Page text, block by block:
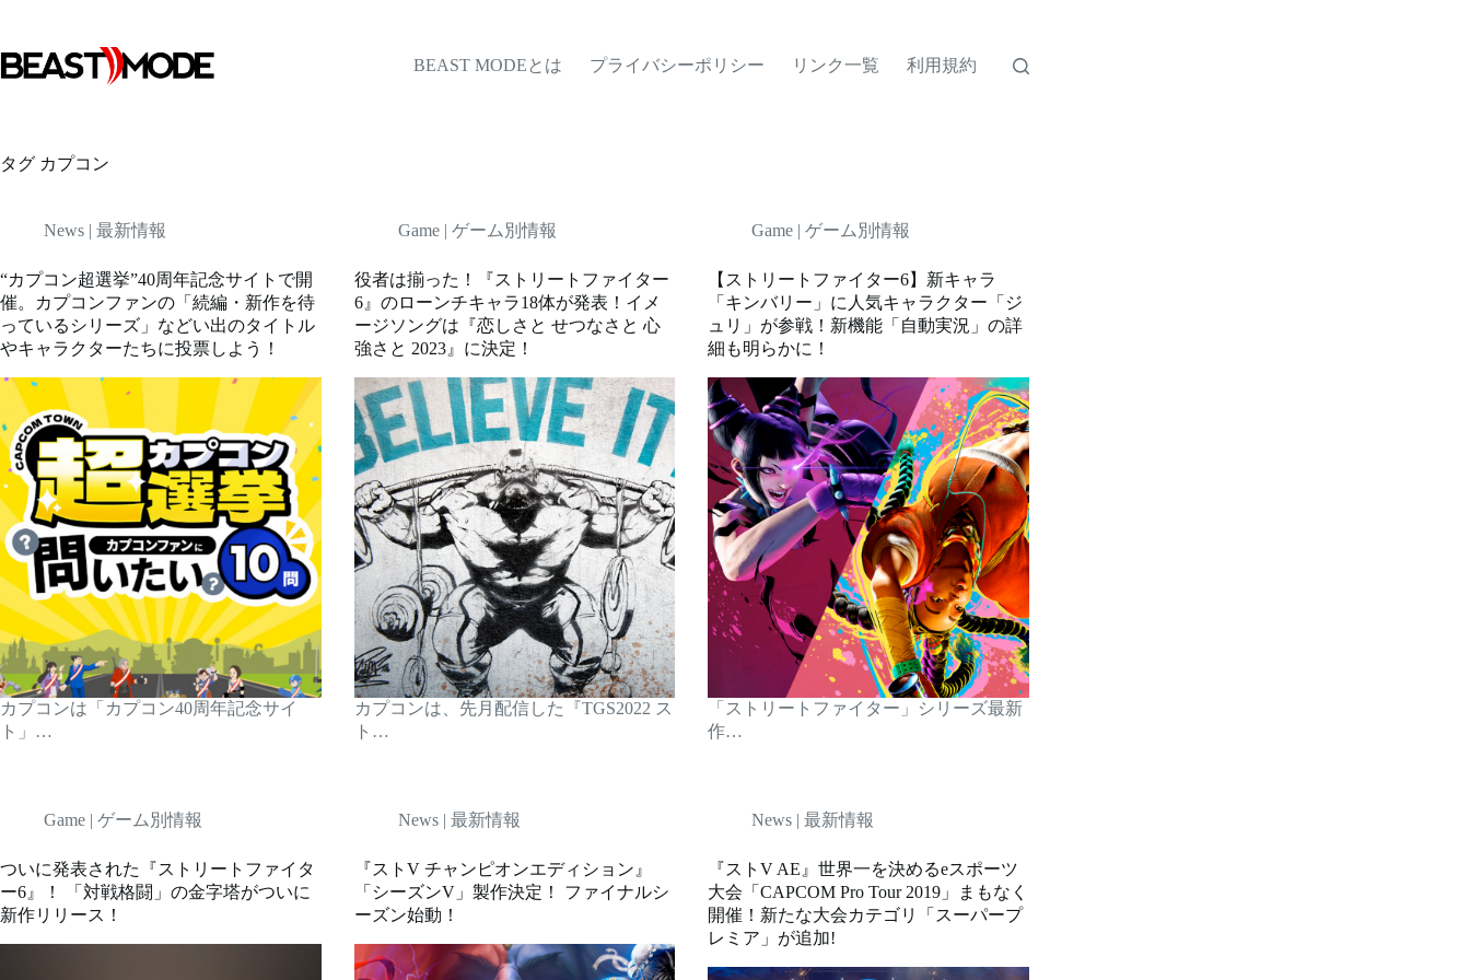
テ
ン
キ
BEAST MODEとは プライバシーポリシー リンク一覧 利用規約
タグ カプコン
News | 最新情報
“カプコン超選挙”40周年記念サイトで開
催。カプコンファンの「続編・新作を待
っているシリーズ」などい出のタイトル
やキャラクターたちに投票しよう！
カプコンは「カプコン40周年記念サイ
ト」…
Game | ゲーム別情報
役者は揃った！『ストリートファイター
6』のローンチキャラ18体が発表！イメ
ージソングは『恋しさと せつなさと 心
強さと 2023』に決定！
カプコンは、先月配信した『TGS2022 ス
ト…
Game | ゲーム別情報
【ストリートファイター6】新キャラ
「キンバリー」に人気キャラクター「ジ
ュリ」が参戦！新機能「自動実況」の詳
細も明らかに！
「ストリートファイター」シリーズ最新
作…
Game | ゲーム別情報
ついに発表された『ストリートファイタ
ー6』！ 「対戦格闘」の金字塔がついに
新作リリース！
News | 最新情報
『ストV チャンピオンエディション』
「シーズンV」製作決定！ ファイナルシ
ーズン始動！
News | 最新情報
『ストV AE』世界一を決めるeスポーツ
大会「CAPCOM Pro Tour 2019」まもなく
開催！新たな大会カテゴリ「スーパープ
レミア」が追加!